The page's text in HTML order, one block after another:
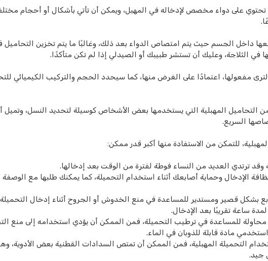
تحتوي على دواء مخصص لإدخاله في المهبل، ويمكن أن تأتي بأشكال أو أحجام
داخل الجسم حيث يتم امتصاص الدواء بعد ذلك، وغالبًا ما يتم تخزين التحاميل
في الثلاجة، وعليك أن تستشر طبيبك أو الصيدلي إذا لم تكن متأكدًا.
مفعولها، اعتمادًا على الغرض منها، كما سيحدد الحجم والتركيب الكيميائي
التحاميل المهبلية التي يستخدمها بعض الأشخاص كوسيلة لتحديد النسل، وتميل
السريع.
للتمكن من الاستفادة منها أكبر قدر ممكن:
ترتدي العديد من النساء فوطة لفترة من الوقت بعد إدخالها.
الإدخال وحماية أصابعك أثناء استخدام التحميلة، كما يمكنك طلبها مع الوصفة
بشكل قصير ومستدير للمساعدة في منع الخدوش أو الجروح أثناء إدخال
ساعة تقريبًا بعد الإدخال.
للمساعدة في ترطيب التحميلة، فمن الممكن أن يؤدي استخدامه إلى منع
مادة قابلة للذوبان في الماء.
التحميلة المهبلية، فمن الممكن أن تمتص السدادات القطنية بعض الأدوية،
جيد.